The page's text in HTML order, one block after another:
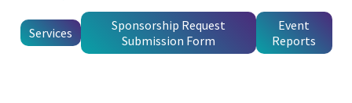
Services
Sponsorship Request
Submission Form
Event
Reports